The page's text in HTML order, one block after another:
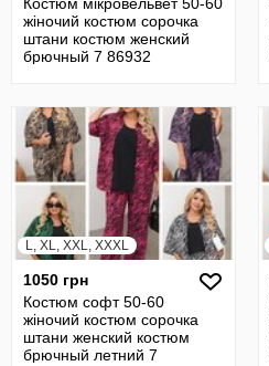
жіночий костюм сорочка
штани костюм женский
брючный 7 86932
L, XL, XXL, XXXL
1050 грн
Костюм софт 50-60
жіночий костюм сорочка
штани женский костюм
брючный летний 7